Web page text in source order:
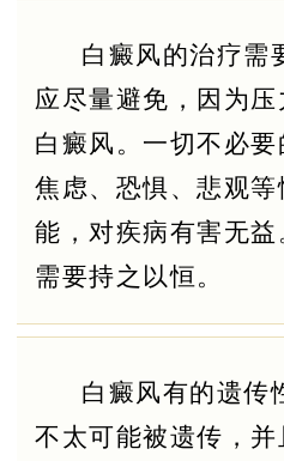
白癜风的治疗需
应尽量避免，因为
白癜风。一切不必要
焦虑、恐惧、悲观
能，对疾病有害无益
需要持之以恒。
白癜风有的遗传
不太可能被遗传，